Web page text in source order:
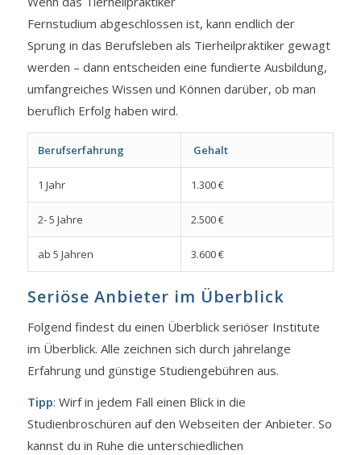
Fernstudium abgeschlossen ist, kann endlich der
Sprung in das Berufsleben als Tierheilpraktiker gewagt
werden – dann entscheiden eine fundierte Ausbildung,
umfangreiches Wissen und Können darüber, ob man
beruflich Erfolg haben wird.
Berufserfahrung Gehalt
1 Jahr 1.300 €
2- 5 Jahre 2.500 €
ab 5 Jahren 3.600 €
Seriöse Anbieter im Überblick
Folgend findest du einen Überblick seriöser Institute
im Überblick. Alle zeichnen sich durch jahrelange
Erfahrung und günstige Studiengebühren aus.
Tipp: Wirf in jedem Fall einen Blick in die
Studienbroschüren auf den Webseiten der Anbieter. So
kannst du in Ruhe die unterschiedlichen